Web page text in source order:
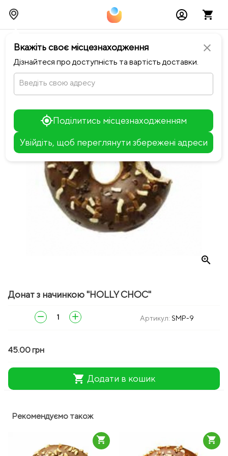
close
Вкажіть своє місцезнаходження
Дізнайтеся про доступність та вартість доставки.
Введіть свою адресу
Поділитись місцезнаходженням
Увійдіть, щоб переглянути збережені адреси
chevron_leftПовернутися до Сімейна піца
zoom_in
Донат з начинкою "HOLLY CHOC"
remove add Артикул: SMP-9
45.00 грн
shopping_cart Додати в кошик
Рекомендуємо також
shopping_cart shopping_cart